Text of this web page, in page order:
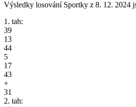
Výsledky losování Sportky z 8. 12. 2024
1. tah:
39
13
44
5
17
43
+
31
2. tah: